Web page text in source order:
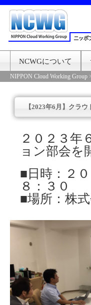
NCWGについて
NIPPON Cloud Working Group
【2023年6月】クラ
２０２３年
ョン部会を
■日時：２
８：３０
■場所：株